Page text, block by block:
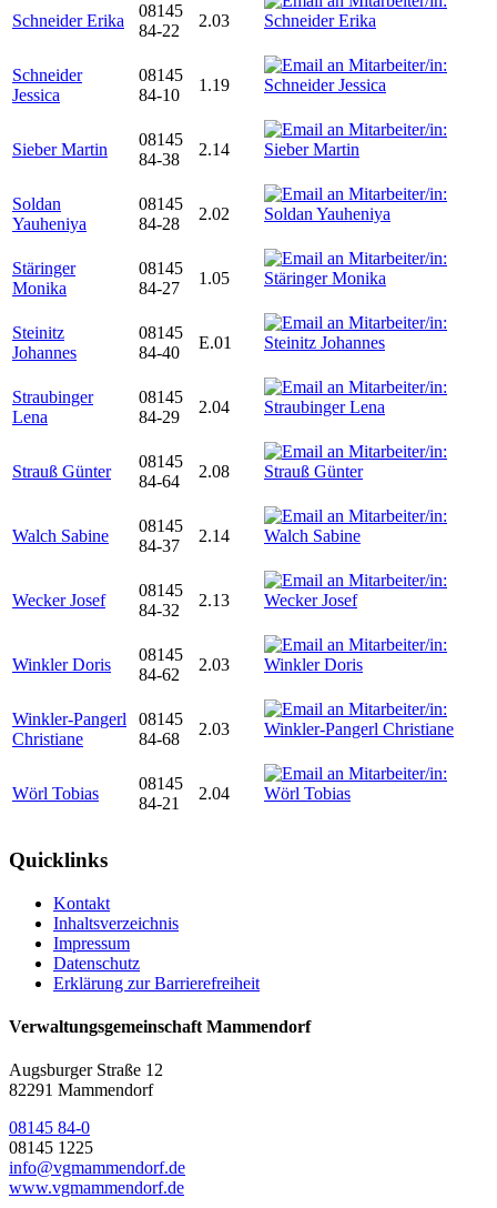
Schneider Erika
08145
84-22
2.03
Schneider
Jessica
08145
84-10
1.19
Sieber Martin
08145
84-38
2.14
Soldan
Yauheniya
08145
84-28
2.02
Stäringer
Monika
08145
84-27
1.05
Steinitz
Johannes
08145
84-40
E.01
Straubinger
Lena
08145
84-29
2.04
Strauß Günter
08145
84-64
2.08
Walch Sabine
08145
84-37
2.14
Wecker Josef
08145
84-32
2.13
Winkler Doris
08145
84-62
2.03
Winkler-Pangerl
Christiane
08145
84-68
2.03
Wörl Tobias
08145
84-21
2.04
Quicklinks
Kontakt
Inhaltsverzeichnis
Impressum
Datenschutz
Erklärung zur Barrierefreiheit
Verwaltungsgemeinschaft Mammendorf
Augsburger Straße 12
82291 Mammendorf
08145 84-0
08145 1225
info@vgmammendorf.de
www.vgmammendorf.de